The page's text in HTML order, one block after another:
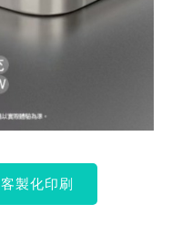
客製化印刷